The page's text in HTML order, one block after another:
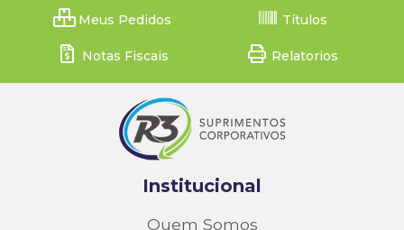
Meus Pedidos Títulos
Notas Fiscais Relatorios
Institucional
Quem Somos